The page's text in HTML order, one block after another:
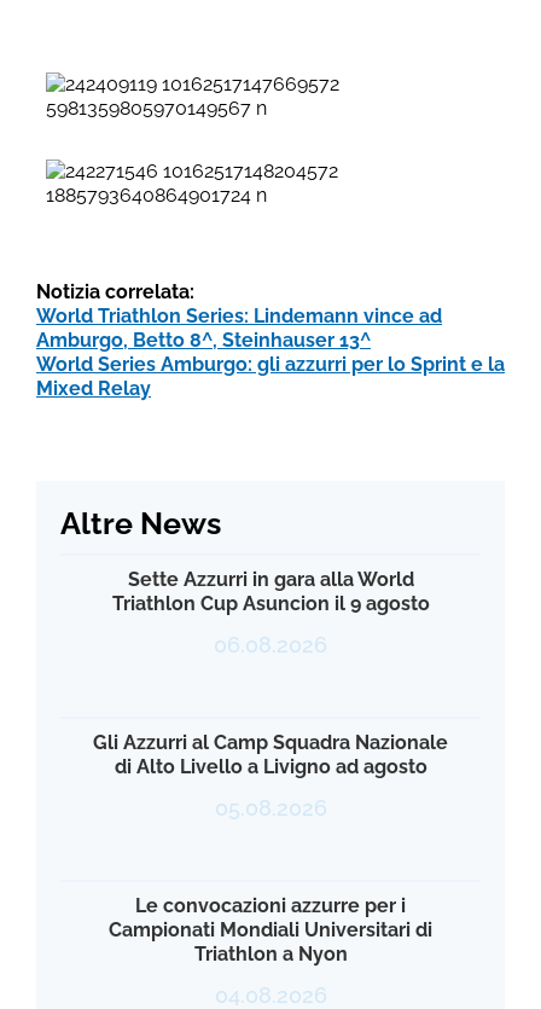
Notizia correlata:
World Triathlon Series: Lindemann vince ad
Amburgo, Betto 8^, Steinhauser 13^
World Series Amburgo: gli azzurri per lo Sprint e la
Mixed Relay
Altre News
Sette Azzurri in gara alla World
Triathlon Cup Asuncion il 9 agosto
06.08.2026
Gli Azzurri al Camp Squadra Nazionale
di Alto Livello a Livigno ad agosto
05.08.2026
Le convocazioni azzurre per i
Campionati Mondiali Universitari di
Triathlon a Nyon
04.08.2026